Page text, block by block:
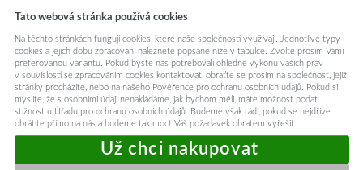
Techsuit paměťová karta
THCM26 s adaptérem
MicroSDHC Class 10 128GB
649,-
Tato webová stránka používá cookies
Na těchto stránkách fungují cookies, které naše společnosti využívají. Jednotlivé typy
cookies a jejich dobu zpracování naleznete popsané níže v tabulce. Zvolte prosím Vámi
preferovanou variantu. Pokud byste nás potřebovali ohledně výkonu vašich práv
v souvislosti se zpracováním cookies kontaktovat, obraťte se prosím na společnost, jejíž
stránky procházíte, nebo na našeho Pověřence pro ochranu osobních údajů. Pokud si
myslíte, že s osobními údaji nenakládáme, jak bychom měli, máte možnost podat
stížnost u Úřadu pro ochranu osobních údajů. Budeme však rádi, pokud se nejdříve
obrátíte přímo na nás a budeme tak moct Váš požadavek obratem vyřešit.